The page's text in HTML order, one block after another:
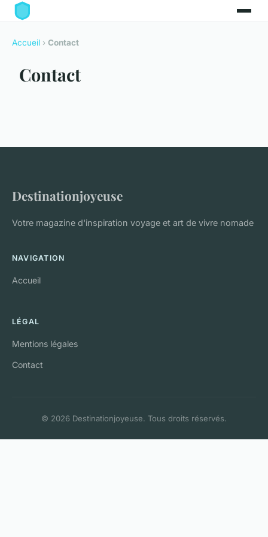
Accueil › Contact
Contact
Destinationjoyeuse
Votre magazine d'inspiration voyage et art de vivre nomade
NAVIGATION
Accueil
LÉGAL
Mentions légales
Contact
© 2026 Destinationjoyeuse. Tous droits réservés.